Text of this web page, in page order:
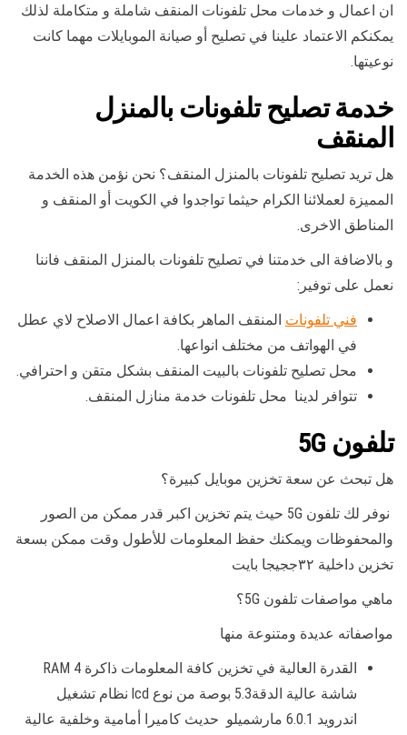
ان اعمال و خدمات محل تلفونات المنقف شاملة و متكاملة لذلك
يمكنكم الاعتماد علينا في تصليح أو صيانة الموبايلات مهما كانت
نوعيتها.
خدمة تصليح تلفونات بالمنزل
المنقف
هل تريد تصليح تلفونات بالمنزل المنقف؟ نحن نؤمن هذه الخدمة
المميزة لعملائنا الكرام حيثما تواجدوا في الكويت أو المنقف و
المناطق الاخرى.
و بالاضافة الى خدمتنا في تصليح تلفونات بالمنزل المنقف فاننا
نعمل على توفير:
فني تلفونات المنقف الماهر بكافة اعمال الاصلاح لاي عطل
في الهواتف من مختلف انواعها.
محل تصليح تلفونات بالبيت المنقف بشكل متقن و احترافي.
تتوافر لدينا محل تلفونات خدمة منازل المنقف.
تلفون 5G
هل تبحث عن سعة تخزين موبايل كبيرة؟
نوفر لك تلفون 5G حيث يتم تخزين اكبر قدر ممكن من الصور
والمحفوظات ويمكنك حفظ المعلومات للأطول وقت ممكن بسعة
تخزين داخلية ٣٢ججيجا بايت
ماهي مواصفات تلفون 5G؟
مواصفاته عديدة ومتنوعة منها
القدرة العالية في تخزين كافة المعلومات ذاكرة RAM 4
شاشة عالية الدقة5.3 بوصة من نوع lcd نظام تشغيل
اندرويد 6.0.1 مارشميلو حديث كاميرا أمامية وخلفية عالية